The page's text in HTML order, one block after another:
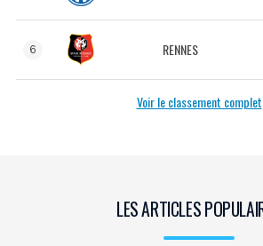
6 RENNES
Voir le classement complet
LES ARTICLES